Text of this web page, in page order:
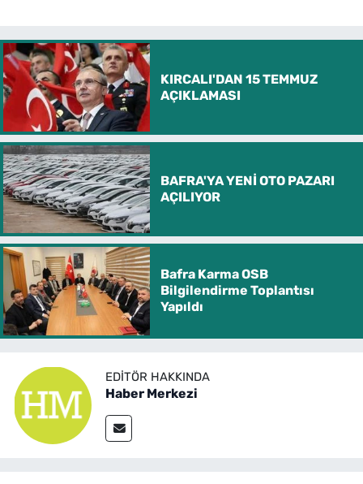
KIRCALI'DAN 15 TEMMUZ
AÇIKLAMASI
BAFRA'YA YENİ OTO PAZARI
AÇILIYOR
Bafra Karma OSB
Bilgilendirme Toplantısı
Yapıldı
EDITÖR HAKKINDA
Haber Merkezi